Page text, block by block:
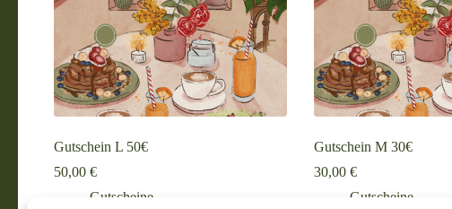
Gutschein L 50€
50,00 €
Gutscheine
Gutschein M 30€
30,00 €
Gutscheine